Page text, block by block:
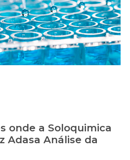
onde a Soloquimica
Adasa Análise da